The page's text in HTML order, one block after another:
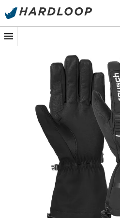
Promoções de verão 🔥 -5%